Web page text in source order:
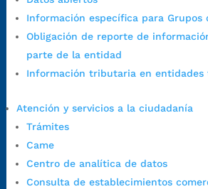
Información específica para Grupos
Obligación de reporte de
parte de la entidad
Información tributaria en entidades
Atención y servicios a la ciudadanía
Trámites
Came
Centro de analítica de datos
Consulta de establecimientos
Horario habitual de lunes a viernes en
a.m. a 3:00 p.m.
Teléfono Conmutador:+57 (607) 633 70 00
Líneagratuita:+57 (607) 652 55 55
Correo Institucional:
judiciales: